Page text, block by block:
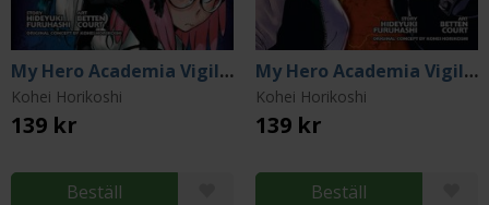
My Hero Academia Vigilantes Vol 3
Kohei Horikoshi
139 kr
Beställ
My Hero Academia Vigilantes Vol 4
Kohei Horikoshi
139 kr
Beställ